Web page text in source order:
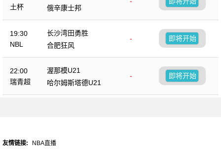
土杯
俄辛康士邦
19:30
NBL
长沙湾田勇胜
-
合肥狂风
即将开始
22:00
瑞青超
渥那模U21
-
哈尔姆斯塔德U21
即将开始
友情链接: NBA直播